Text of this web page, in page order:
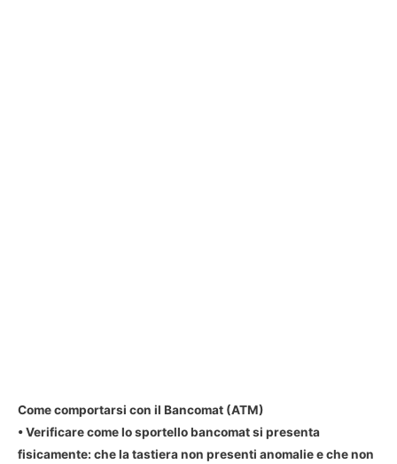
Come comportarsi con il Bancomat (ATM)
• Verificare come lo sportello bancomat si presenta
fisicamente: che la tastiera non presenti anomalie e che non